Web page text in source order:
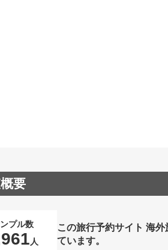
要
プル数
人
この旅行予約サイト 海
ています。